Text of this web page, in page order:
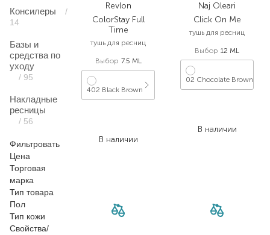
Консилеры
/
14
Базы и
средства по
уходу
/ 95
Накладные
ресницы
/ 56
Фильтровать
Цена
Торговая
марка
Тип товара
Пол
Тип кожи
Свойства/
Revlon
ColorStay Full
Time
тушь для ресниц
Выбор 7.5 ML
402 Black Brown
В наличии
Naj Oleari
Click On Me
тушь для ресниц
Выбор 12 ML
02 Chocolate Brown
В наличии